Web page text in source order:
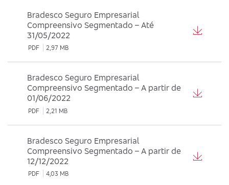
Bradesco Seguro Empresarial
Compreensivo Segmentado – Até
31/05/2022
PDF 2,97 MB
Bradesco Seguro Empresarial
Compreensivo Segmentado – A partir de
01/06/2022
PDF 2,21 MB
Bradesco Seguro Empresarial
Compreensivo Segmentado – A partir de
12/12/2022
PDF 4,03 MB